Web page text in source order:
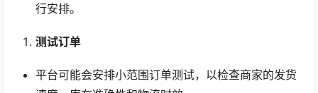
行安排。
测试订单
平台可能会安排小范围订单测试，以检查商家的发货